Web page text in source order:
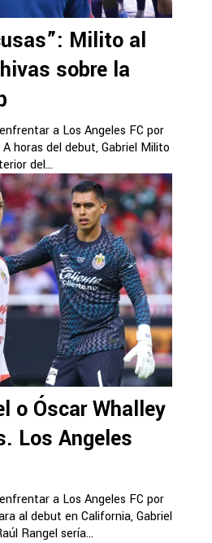
Milito al
sobre la
a Los Angeles FC por
horas del debut, Gabriel Milito
del...
o Óscar Whalley
Los Angeles
a Los Angeles FC por
al debut en California, Gabriel
Rangel sería...